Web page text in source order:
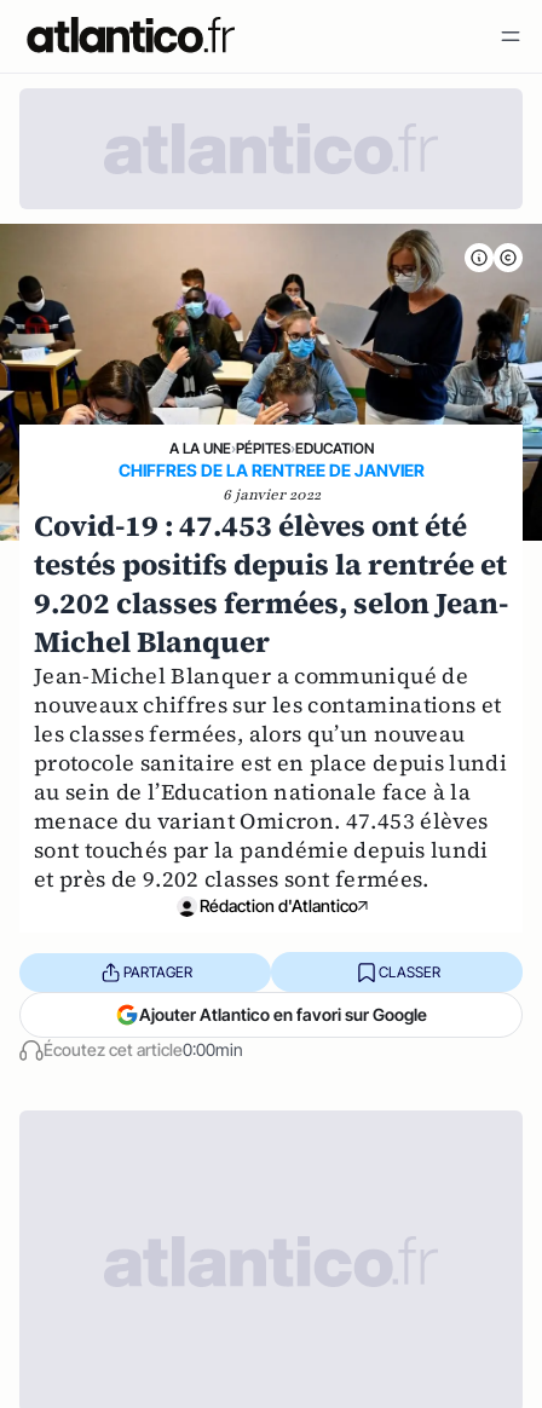
A LA UNE›PÉPITES›EDUCATION
CHIFFRES DE LA RENTREE DE JANVIER
6 janvier 2022
Covid-19 : 47.453 élèves ont été
testés positifs depuis la rentrée et
9.202 classes fermées, selon Jean-
Michel Blanquer
Jean-Michel Blanquer a communiqué de
nouveaux chiffres sur les contaminations et
les classes fermées, alors qu’un nouveau
protocole sanitaire est en place depuis lundi
au sein de l’Education nationale face à la
menace du variant Omicron. 47.453 élèves
sont touchés par la pandémie depuis lundi
et près de 9.202 classes sont fermées.
Rédaction d'Atlantico
Écoutez cet article0:00min
PARTAGER CLASSER
Ajouter Atlantico en favori sur Google